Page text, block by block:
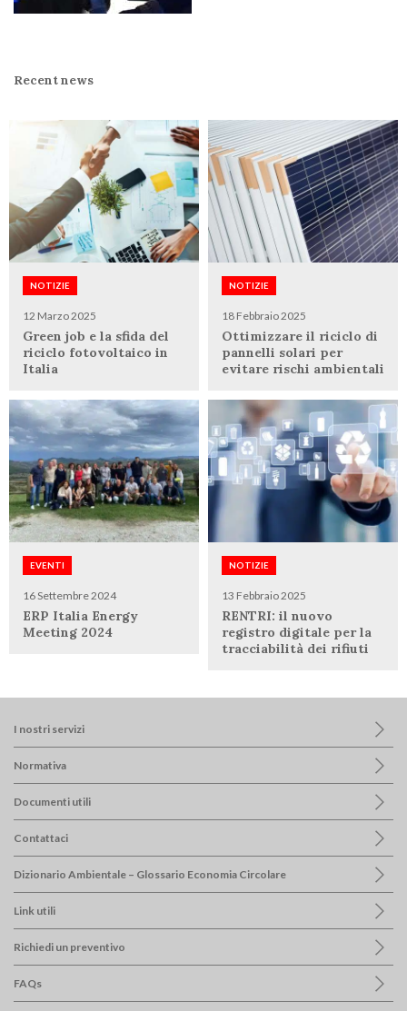
Recent news
NOTIZIE
12 Marzo 2025
Green job e la sfida del
riciclo fotovoltaico in
Italia
NOTIZIE
18 Febbraio 2025
Ottimizzare il riciclo di
pannelli solari per
evitare rischi ambientali
EVENTI
16 Settembre 2024
ERP Italia Energy
Meeting 2024
NOTIZIE
13 Febbraio 2025
RENTRI: il nuovo
registro digitale per la
tracciabilità dei rifiuti
I nostri servizi
Normativa
Documenti utili
Contattaci
Dizionario Ambientale – Glossario Economia Circolare
Link utili
Richiedi un preventivo
FAQs